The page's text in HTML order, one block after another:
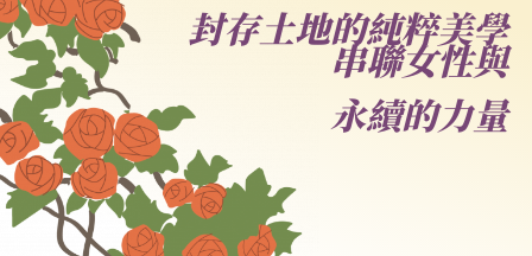
封存土地的純粹美學
串聯女性與
永續的力量